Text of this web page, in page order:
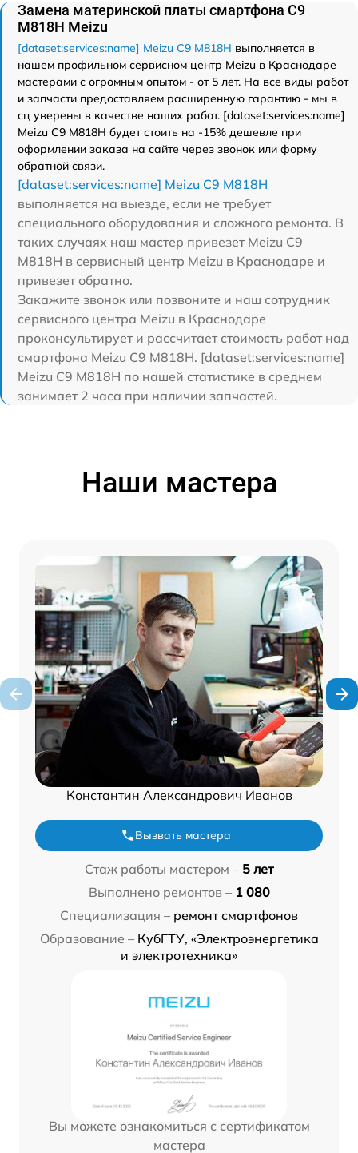
Замена материнской платы смартфона C9
M818H Meizu
[dataset:services:name] Meizu C9 M818H выполняется в
нашем профильном сервисном центр Meizu в Краснодаре
мастерами с огромным опытом - от 5 лет. На все виды работ
и запчасти предоставляем расширенную гарантию - мы в
сц уверены в качестве наших работ. [dataset:services:name]
Meizu C9 M818H будет стоить на -15% дешевле при
оформлении заказа на сайте через звонок или форму
обратной связи.
[dataset:services:name] Meizu C9 M818H
выполняется на выезде, если не требует
специального оборудования и сложного ремонта. В
таких случаях наш мастер привезет Meizu C9
M818H в сервисный центр Meizu в Краснодаре и
привезет обратно.
Закажите звонок или позвоните и наш сотрудник
сервисного центра Meizu в Краснодаре
проконсультирует и рассчитает стоимость работ над
смартфона Meizu C9 M818H. [dataset:services:name]
Meizu C9 M818H по нашей статистике в среднем
занимает 2 часа при наличии запчастей.
Наши мастера
Константин Александрович Иванов
Вызвать мастера
Стаж работы мастером – 5 лет
Выполнено ремонтов – 1 080
Специализация – ремонт смартфонов
Образование – КубГТУ, «Электроэнергетика
и электротехника»
Вы можете ознакомиться с сертификатом
мастера